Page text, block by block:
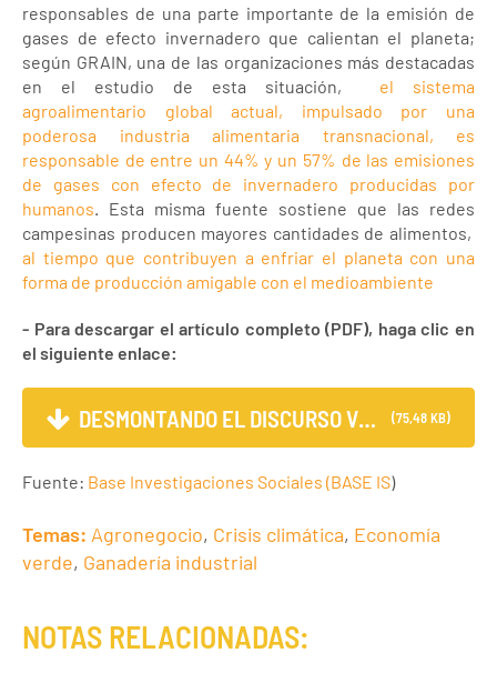
responsables de una parte importante de la emisión de
gases de efecto invernadero que calientan el planeta;
según GRAIN, una de las organizaciones más destacadas
en el estudio de esta situación, el sistema
agroalimentario global actual, impulsado por una
poderosa industria alimentaria transnacional, es
responsable de entre un 44% y un 57% de las emisiones
de gases con efecto de invernadero producidas por
humanos. Esta misma fuente sostiene que las redes
campesinas producen mayores cantidades de alimentos,
al tiempo que contribuyen a enfriar el planeta con una
forma de producción amigable con el medioambiente
- Para descargar el artículo completo (PDF), haga clic en
el siguiente enlace:
DESMONTANDO EL DISCURSO VER... (75,48 KB)
Fuente: Base Investigaciones Sociales (BASE IS)
Temas: Agronegocio, Crisis climática, Economía
verde, Ganadería industrial
NOTAS RELACIONADAS: